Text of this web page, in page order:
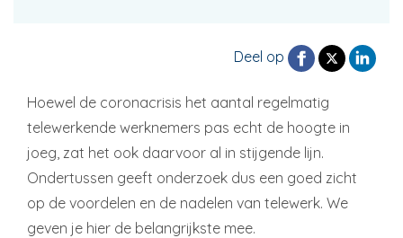
Deel op
Hoewel de coronacrisis het aantal regelmatig
telewerkende werknemers pas echt de hoogte in
joeg, zat het ook daarvoor al in stijgende lijn.
Ondertussen geeft onderzoek dus een goed zicht
op de voordelen en de nadelen van telewerk. We
geven je hier de belangrijkste mee.